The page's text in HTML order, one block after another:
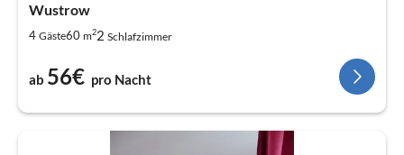
Wustrow
4 Gäste60 m22 Schlafzimmer
ab 56€ pro Nacht